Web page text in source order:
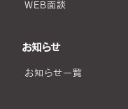
WEB面談
お知らせ
お知らせ一覧